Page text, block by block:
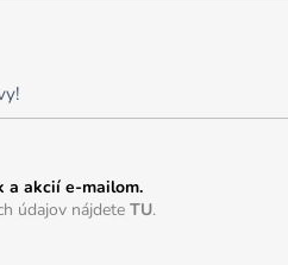
a akcií e-mailom.
údajov nájdete TU.